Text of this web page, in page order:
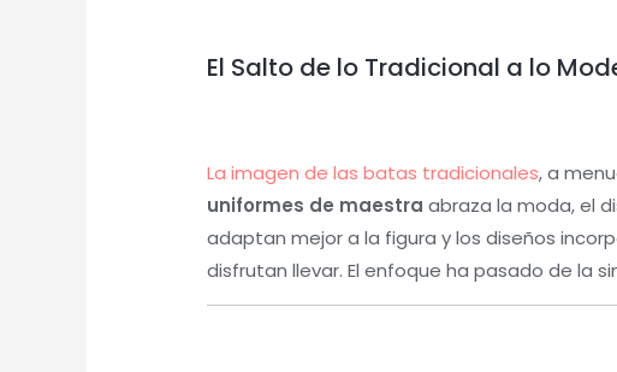
El Salto de lo Tradicional a lo
La imagen de las batas tradicionales, a
uniformes de maestra abraza la moda, el
adaptan mejor a la figura y los diseños
disfrutan llevar. El enfoque ha pasado de la